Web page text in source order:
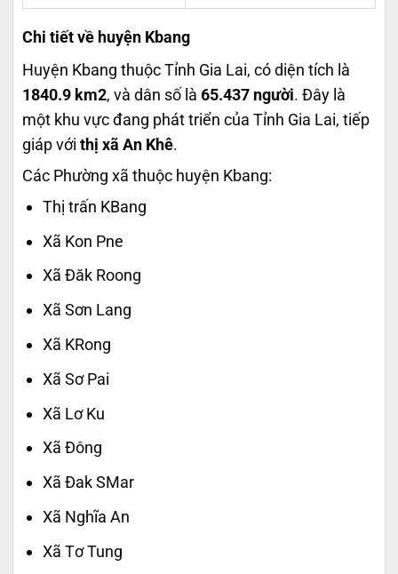
Chi tiết về huyện Kbang
Huyện Kbang thuộc Tỉnh Gia Lai, có diện tích là
1840.9 km2, và dân số là 65.437 người. Đây là
một khu vực đang phát triển của Tỉnh Gia Lai, tiếp
giáp với thị xã An Khê.
Các Phường xã thuộc huyện Kbang:
Thị trấn KBang
Xã Kon Pne
Xã Đăk Roong
Xã Sơn Lang
Xã KRong
Xã Sơ Pai
Xã Lơ Ku
Xã Đông
Xã Đak SMar
Xã Nghĩa An
Xã Tơ Tung